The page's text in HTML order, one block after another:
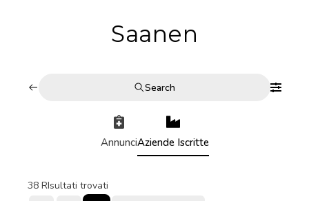
Saanen
Search
AnnunciAziende Iscritte
38 RIsultati trovati